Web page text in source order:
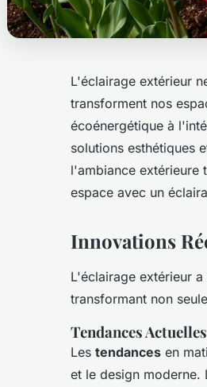
L'éclairage extérieur
transforment nos
écoénergétique à
solutions esthétiques
l'ambiance extérieure
espace avec un
Innovations
L'éclairage extérieur
transformant non
Tendances Actuelles
Les tendances en
et le design moderne.